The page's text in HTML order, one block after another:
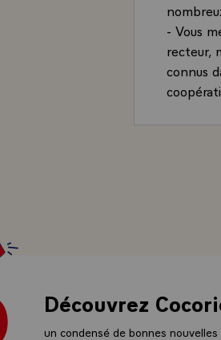
- Vous
recteur,
connus
faits
tant de
Découvrez
un condensé de bonnes